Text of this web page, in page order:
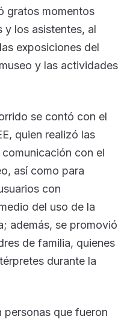
gratos momentos
y los asistentes, al
exposiciones del
y las actividades
se contó con el
quien realizó las
con el
así como para
con
del uso de la
además, se promovió
de familia, quienes
durante la
personas que fueron